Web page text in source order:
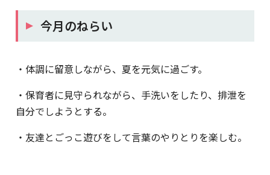
今月のねらい
・体調に留意しながら、夏を元気に過ごす。
・保育者に見守られながら、手洗いをしたり、排泄を
自分でしようとする。
・友達とごっこ遊びをして言葉のやりとりを楽しむ。